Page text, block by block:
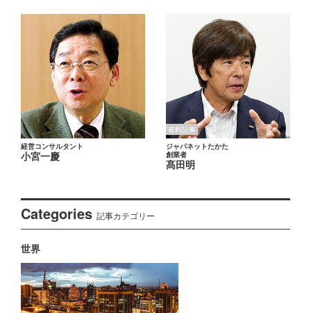
経営コンサルタント
小宮一慶
有料記事
ジャパネットたかた
創業者
髙田明
Categories 記事カテゴリー
世界